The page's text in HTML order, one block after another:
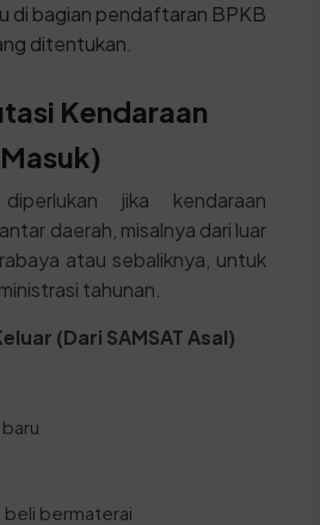
di bagian pendaftaran BPKB
ditentukan.
Kendaraan
jika kendaraan
daerah, misalnya dari luar
atau sebaliknya, untuk
tahunan.
(Dari SAMSAT Asal)
beli bermaterai